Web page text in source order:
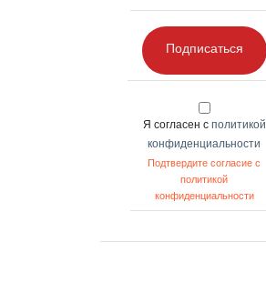
Подписаться
Я согласен с политикой
конфиденциальности
Подтвердите согласие с
политикой
конфиденциальности